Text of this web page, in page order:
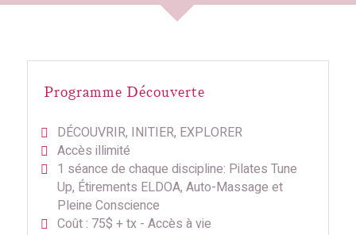
Programme Découverte
DÉCOUVRIR, INITIER, EXPLORER
Accès illimité
1 séance de chaque discipline: Pilates Tune
Up, Étirements ELDOA, Auto-Massage et
Pleine Conscience
Coût : 75$ + tx - Accès à vie